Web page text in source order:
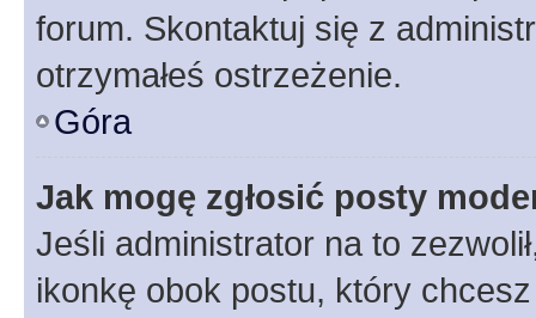
forum. Skontaktuj się z
otrzymałeś ostrzeżenie.
Góra
Jak mogę zgłosić posty
Jeśli administrator na to
ikonkę obok postu, który